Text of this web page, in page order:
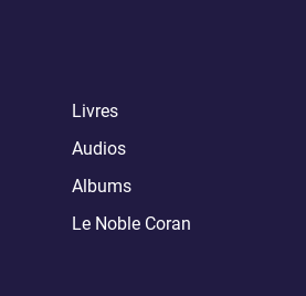
Livres
Audios
Albums
Le Noble Coran